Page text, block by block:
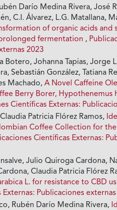
Darío Medina Rivera, José
C.I. Álvarez, L.G. Matallana,
of organic acids and
fermentation ,
2023
Botero, Johanna Tapias, Jorge
Sebastián González, Tatiana
Machado,A Novel Caffeine
Berry Borer, Hypothenemus
Científicas Externas:
Patricia Flórez Ramos,
Coffee Collection for
Científicas Externas:
Julio Quiroga Cardona,
Claudia Patricia Flórez
L. for resistance to CBD
Publicaciones
Rubén Darío Medina Rivera,